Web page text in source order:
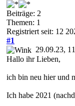
Beiträge: 2
Themen: 1
Registriert seit: 12
#1
29.09.23,
Hallo ihr Lieben,
ich bin neu hier und
Ich habe 2021